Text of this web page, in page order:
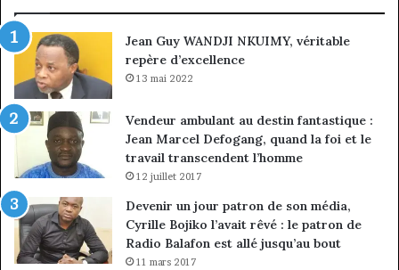
marché
des
entreprises
Jean Guy WANDJI NKUIMY, véritable
repère d’excellence
13 mai 2022
Vendeur ambulant au destin fantastique :
Jean Marcel Defogang, quand la foi et le
travail transcendent l’homme
12 juillet 2017
Devenir un jour patron de son média,
Cyrille Bojiko l’avait rêvé : le patron de
Radio Balafon est allé jusqu’au bout
11 mars 2017